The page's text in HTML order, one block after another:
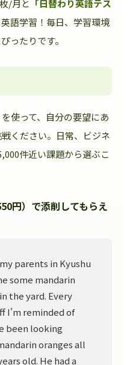
/月と 「日替わり英語テス
語学習！毎日、学習環境
ったりです。
を使って、自分の要望にあ
ください。日常、ビジネ
件近い課題から選ぶこ
円）で添削してもらえ
parents in Kyushu
some mandarin
the yard. Every
I'm reminded of
been looking
oranges all
old. He had a